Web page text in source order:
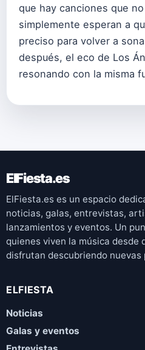
que hay canciones que
simplemente esperan a
preciso para volver a
después, el eco de Los
resonando con la misma
ElFiesta.es
ElFiesta.es es un espacio
noticias, galas, entrevistas,
lanzamientos y eventos. Un
quienes viven la música desde
disfrutan descubriendo nuevas
ELFIESTA
Noticias
Galas y eventos